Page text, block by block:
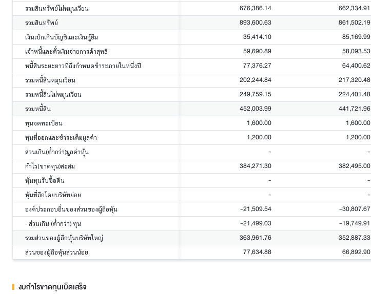
รวมสินทรัพย์ไม่หมุนเวียน 676,386.14 662,334.91
รวมสินทรัพย์ 893,600.63 861,502.19
เงินเบิกเกินบัญชีและเงินกู้ยืม 35,414.10 85,169.99
เจ้าหนี้และตั๋วเงินจ่ายการค้าสุทธิ 59,690.89 58,093.53
หนี้สินระยะยาวที่ถึงกำหนดชำระภายในหนึ่งปี 77,376.27 64,400.62
รวมหนี้สินหมุนเวียน 202,244.84 217,320.48
รวมหนี้สินไม่หมุนเวียน 249,759.15 224,401.48
รวมหนี้สิน 452,003.99 441,721.96
ทุนจดทะเบียน 1,600.00 1,600.00
ทุนที่ออกและชำระเต็มมูลค่า 1,200.00 1,200.00
ส่วนเกิน(ต่ำกว่า)มูลค่าหุ้น - -
กำไร(ขาดทุน)สะสม 384,271.30 382,495.00
หุ้นทุนรับซื้อคืน - -
หุ้นที่ถือโดยบริษัทย่อย - -
องค์ประกอบอื่นของส่วนของผู้ถือหุ้น -21,509.54 -30,807.67
- ส่วนเกิน (ต่ำกว่า) ทุน -21,499.03 -19,749.91
รวมส่วนของผู้ถือหุ้นบริษัทใหญ่ 363,961.76 352,887.33
ส่วนของผู้ถือหุ้นส่วนน้อย 77,634.88 66,892.90
งบกำไรขาดทุนเบ็ดเสร็จ